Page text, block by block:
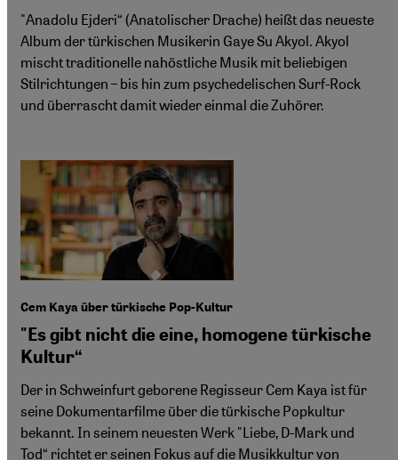
"Anadolu Ejderi“ (Anatolischer Drache) heißt das neueste
Album der türkischen Musikerin Gaye Su Akyol. Akyol
mischt traditionelle nahöstliche Musik mit beliebigen
Stilrichtungen – bis hin zum psychedelischen Surf-Rock
und überrascht damit wieder einmal die Zuhörer.
Cem Kaya über türkische Pop-Kultur
"Es gibt nicht die eine, homogene türkische
Kultur“
Der in Schweinfurt geborene Regisseur Cem Kaya ist für
seine Dokumentarfilme über die türkische Popkultur
bekannt. In seinem neuesten Werk "Liebe, D-Mark und
Tod“ richtet er seinen Fokus auf die Musikkultur von